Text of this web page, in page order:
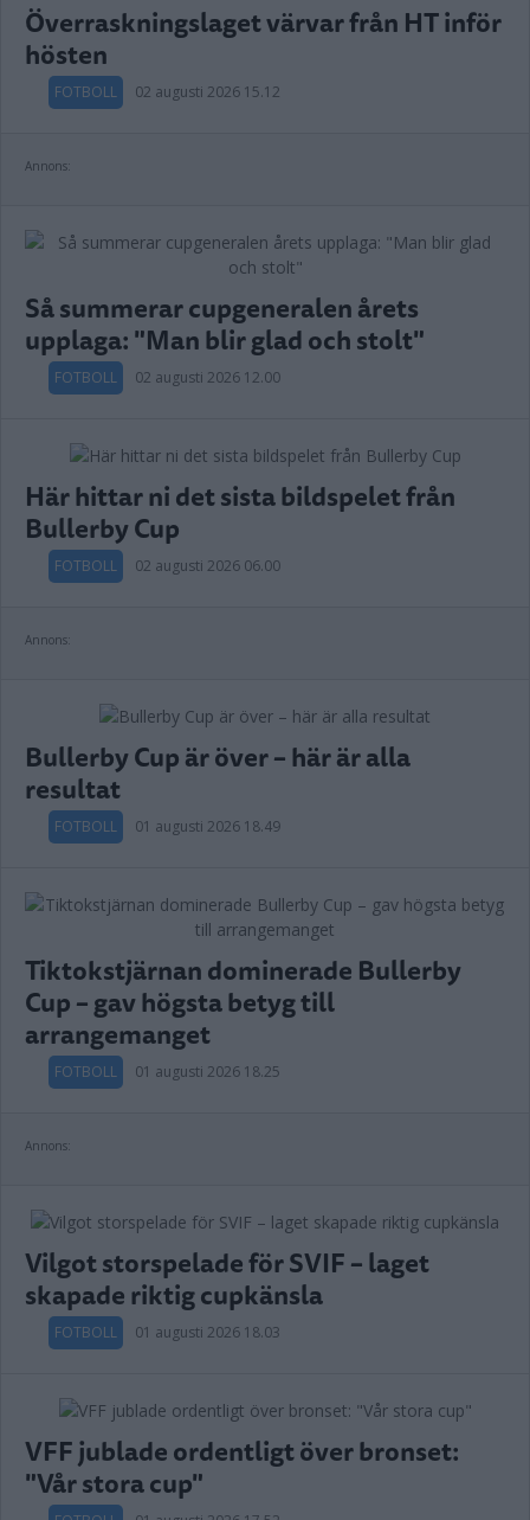
Överraskningslaget värvar från HT inför
hösten
FOTBOLL 02 augusti 2026 15.12
Annons:
Så summerar cupgeneralen årets
upplaga: "Man blir glad och stolt"
FOTBOLL 02 augusti 2026 12.00
Här hittar ni det sista bildspelet från
Bullerby Cup
FOTBOLL 02 augusti 2026 06.00
Annons:
Bullerby Cup är över – här är alla
resultat
FOTBOLL 01 augusti 2026 18.49
Tiktokstjärnan dominerade Bullerby
Cup – gav högsta betyg till
arrangemanget
FOTBOLL 01 augusti 2026 18.25
Annons:
Vilgot storspelade för SVIF – laget
skapade riktig cupkänsla
FOTBOLL 01 augusti 2026 18.03
VFF jublade ordentligt över bronset:
"Vår stora cup"